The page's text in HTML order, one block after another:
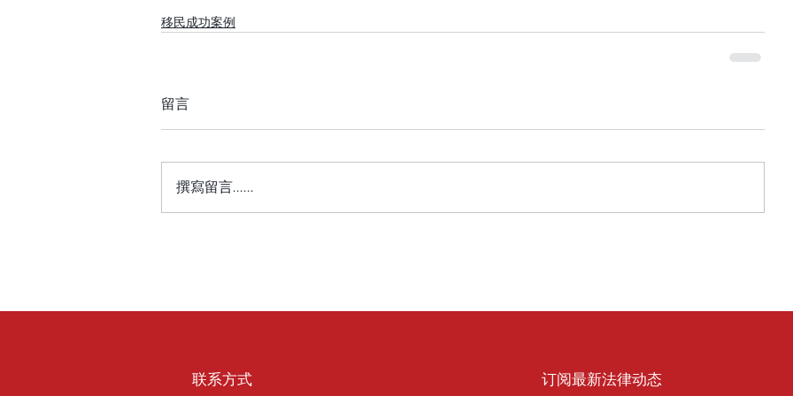
移民成功案例
留言
撰寫留言......
联系方式 ​订阅最新法律动态